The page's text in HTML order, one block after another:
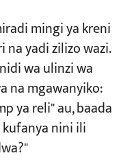
Kupuuzwa
vya Nanga, na
Hizi Lini?
Nakala Rahisi
mingi ya kreni
na yadi zilizo wazi.
wa ulinzi wa
na mgawanyiko:
ya reli" au, baada
kufanya nini ili